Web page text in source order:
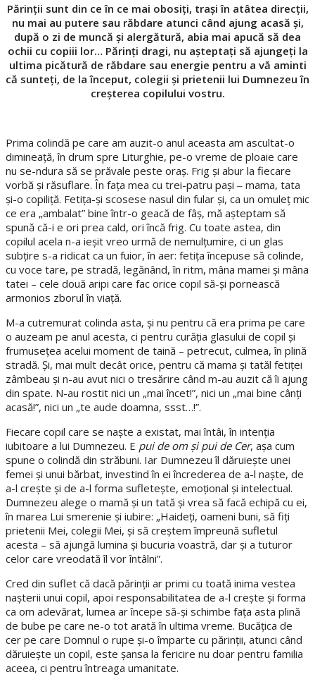
Părinții sunt din ce în ce mai obosiți, trași în atâtea direcții,
nu mai au putere sau răbdare atunci când ajung acasă și,
după o zi de muncă și alergătură, abia mai apucă să dea
ochii cu copiii lor… Părinți dragi, nu așteptați să ajungeți la
ultima picătură de răbdare sau energie pentru a vă aminti
că sunteți, de la început, colegii și prietenii lui Dumnezeu în
creșterea copilului vostru.
Prima colindă pe care am auzit-o anul aceasta am ascultat-o
dimineață, în drum spre Liturghie, pe-o vreme de ploaie care
nu se-ndura să se prăvale peste oraș. Frig și abur la fiecare
vorbă și răsuflare. În fața mea cu trei-patru pași ‒ mama, tata
și-o copiliță. Fetița-și scosese nasul din fular și, ca un omuleț mic
ce era „ambalat” bine într-o geacă de fâș, mă așteptam să
spună că-i e ori prea cald, ori încă frig. Cu toate astea, din
copilul acela n-a ieșit vreo urmă de nemulțumire, ci un glas
subțire s-a ridicat ca un fuior, în aer: fetița începuse să colinde,
cu voce tare, pe stradă, legănând, în ritm, mâna mamei și mâna
tatei – cele două aripi care fac orice copil să-și pornească
armonios zborul în viață.
M-a cutremurat colinda asta, și nu pentru că era prima pe care
o auzeam pe anul acesta, ci pentru curăția glasului de copil și
frumusețea acelui moment de taină – petrecut, culmea, în plină
stradă. Și, mai mult decât orice, pentru că mama și tatăl fetiței
zâmbeau și n-au avut nici o tresărire când m-au auzit că îi ajung
din spate. N-au rostit nici un „mai încet!”, nici un „mai bine cânți
acasă!”, nici un „te aude doamna, ssst…!”.
Fiecare copil care se naște a existat, mai întâi, în intenția
iubitoare a lui Dumnezeu. E pui de om și pui de Cer, așa cum
spune o colindă din străbuni. Iar Dumnezeu îl dăruiește unei
femei și unui bărbat, investind în ei încrederea de a-l naște, de
a-l crește și de a-l forma sufletește, emoțional și intelectual.
Dumnezeu alege o mamă și un tată și vrea să facă echipă cu ei,
în marea Lui smerenie și iubire: „Haideți, oameni buni, să fiți
prietenii Mei, colegii Mei, și să creștem împreună sufletul
acesta – să ajungă lumina și bucuria voastră, dar și a tuturor
celor care vreodată îl vor întâlni”.
Cred din suflet că dacă părinții ar primi cu toată inima vestea
nașterii unui copil, apoi responsabilitatea de a-l crește și forma
ca om adevărat, lumea ar începe să-și schimbe fața asta plină
de bube pe care ne-o tot arată în ultima vreme. Bucățica de
cer pe care Domnul o rupe și-o împarte cu părinții, atunci când
dăruiește un copil, este șansa la fericire nu doar pentru familia
aceea, ci pentru întreaga umanitate.